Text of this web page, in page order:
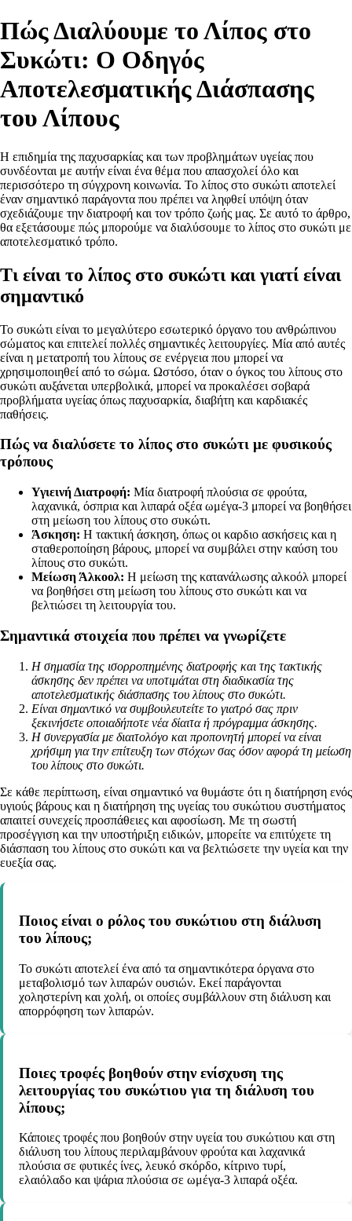
Πώς Διαλύουμε το Λίπος στο
Συκώτι: Ο Οδηγός
Αποτελεσματικής Διάσπασης
του Λίπους
Η επιδημία της παχυσαρκίας και των προβλημάτων υγείας που
συνδέονται με αυτήν είναι ένα θέμα που απασχολεί όλο και
περισσότερο τη σύγχρονη κοινωνία. Το λίπος στο συκώτι αποτελεί
έναν σημαντικό παράγοντα που πρέπει να ληφθεί υπόψη όταν
σχεδιάζουμε την διατροφή και τον τρόπο ζωής μας. Σε αυτό το άρθρο,
θα εξετάσουμε πώς μπορούμε να διαλύσουμε το λίπος στο συκώτι με
αποτελεσματικό τρόπο.
Τι είναι το λίπος στο συκώτι και γιατί είναι
σημαντικό
Το συκώτι είναι το μεγαλύτερο εσωτερικό όργανο του ανθρώπινου
σώματος και επιτελεί πολλές σημαντικές λειτουργίες. Μία από αυτές
είναι η μετατροπή του λίπους σε ενέργεια που μπορεί να
χρησιμοποιηθεί από το σώμα. Ωστόσο, όταν ο όγκος του λίπους στο
συκώτι αυξάνεται υπερβολικά, μπορεί να προκαλέσει σοβαρά
προβλήματα υγείας όπως παχυσαρκία, διαβήτη και καρδιακές
παθήσεις.
Πώς να διαλύσετε το λίπος στο συκώτι με φυσικούς
τρόπους
Υγιεινή Διατροφή: Μία διατροφή πλούσια σε φρούτα,
λαχανικά, όσπρια και λιπαρά οξέα ωμέγα-3 μπορεί να βοηθήσει
στη μείωση του λίπους στο συκώτι.
Άσκηση: Η τακτική άσκηση, όπως οι καρδιο ασκήσεις και η
σταθεροποίηση βάρους, μπορεί να συμβάλει στην καύση του
λίπους στο συκώτι.
Μείωση Άλκοολ: Η μείωση της κατανάλωσης αλκοόλ μπορεί
να βοηθήσει στη μείωση του λίπους στο συκώτι και να
βελτιώσει τη λειτουργία του.
Σημαντικά στοιχεία που πρέπει να γνωρίζετε
Η σημασία της ισορροπημένης διατροφής και της τακτικής
άσκησης δεν πρέπει να υποτιμάται στη διαδικασία της
αποτελεσματικής διάσπασης του λίπους στο συκώτι.
Είναι σημαντικό να συμβουλευτείτε το γιατρό σας πριν
ξεκινήσετε οποιαδήποτε νέα δίαιτα ή πρόγραμμα άσκησης.
Η συνεργασία με διαιτολόγο και προπονητή μπορεί να είναι
χρήσιμη για την επίτευξη των στόχων σας όσον αφορά τη μείωση
του λίπους στο συκώτι.
Σε κάθε περίπτωση, είναι σημαντικό να θυμάστε ότι η διατήρηση ενός
υγιούς βάρους και η διατήρηση της υγείας του συκώτιου συστήματος
απαιτεί συνεχείς προσπάθειες και αφοσίωση. Με τη σωστή
προσέγγιση και την υποστήριξη ειδικών, μπορείτε να επιτύχετε τη
διάσπαση του λίπους στο συκώτι και να βελτιώσετε την υγεία και την
ευεξία σας.
Ποιος είναι ο ρόλος του συκώτιου στη διάλυση
του λίπους;
Το συκώτι αποτελεί ένα από τα σημαντικότερα όργανα στο
μεταβολισμό των λιπαρών ουσιών. Εκεί παράγονται
χοληστερίνη και χολή, οι οποίες συμβάλλουν στη διάλυση και
απορρόφηση των λιπαρών.
Ποιες τροφές βοηθούν στην ενίσχυση της
λειτουργίας του συκώτιου για τη διάλυση του
λίπους;
Κάποιες τροφές που βοηθούν στην υγεία του συκώτιου και στη
διάλυση του λίπους περιλαμβάνουν φρούτα και λαχανικά
πλούσια σε φυτικές ίνες, λευκό σκόρδο, κίτρινο τυρί,
ελαιόλαδο και ψάρια πλούσια σε ωμέγα-3 λιπαρά οξέα.